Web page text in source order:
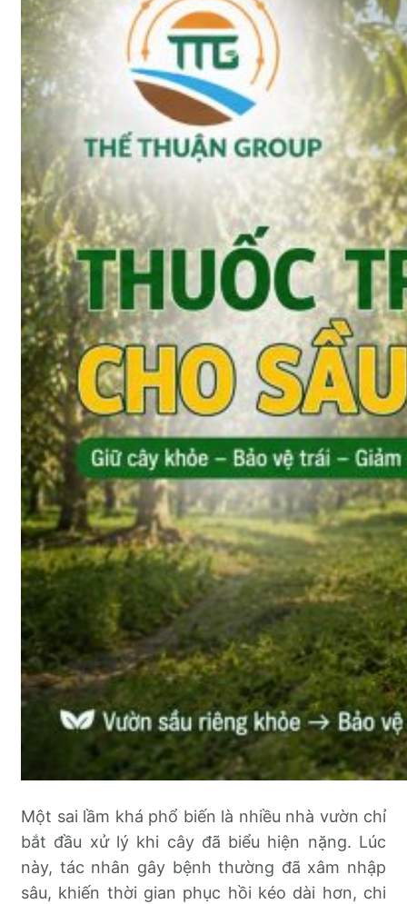
Một sai lầm khá phổ biến là nhiều nhà vườn chỉ
bắt đầu xử lý khi cây đã biểu hiện nặng. Lúc
này, tác nhân gây bệnh thường đã xâm nhập
sâu, khiến thời gian phục hồi kéo dài hơn, chi